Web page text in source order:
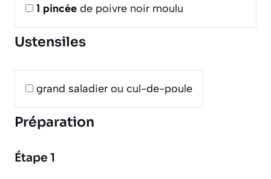
1 pincée de poivre noir moulu
Ustensiles
grand saladier ou cul-de-poule
Préparation
Étape 1